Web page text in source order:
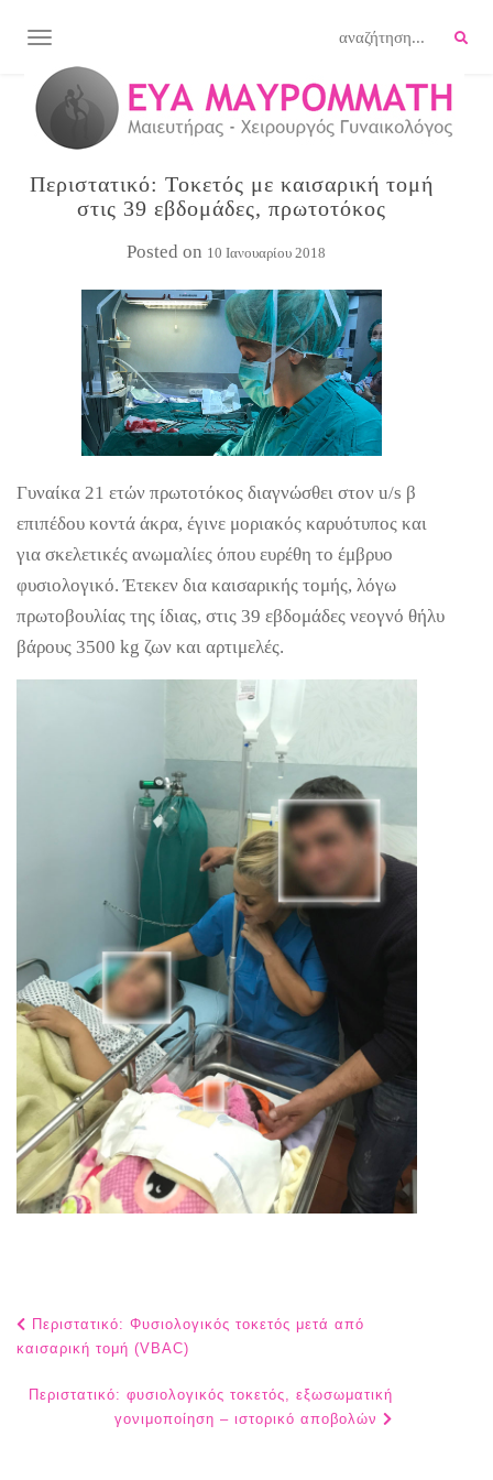
TOGGLE NAVIGATION
Περιστατικό: Τοκετός με καισαρική τομή
στις 39 εβδομάδες, πρωτοτόκος
Posted on 10 Ιανουαρίου 2018
Γυναίκα 21 ετών πρωτοτόκος διαγνώσθει στον u/s β
επιπέδου κοντά άκρα, έγινε μοριακός καρυότυπος και
για σκελετικές ανωμαλίες όπου ευρέθη το έμβρυο
φυσιολογικό. Έτεκεν δια καισαρικής τομής, λόγω
πρωτοβουλίας της ίδιας, στις 39 εβδομάδες νεογνό θήλυ
βάρους 3500 kg ζων και αρτιμελές.
Post
navigation
Περιστατικό: Φυσιολογικός τοκετός μετά από
καισαρική τομή (VBAC)
Περιστατικό: φυσιολογικός τοκετός, εξωσωματική
γονιμοποίηση – ιστορικό αποβολών